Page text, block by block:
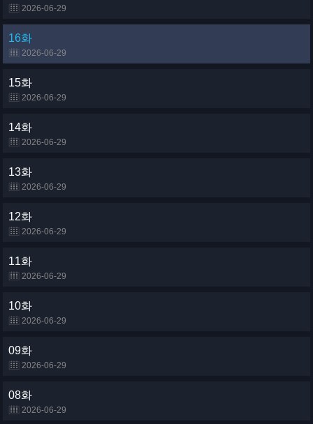
2026-06-29
16화
2026-06-29
15화
2026-06-29
14화
2026-06-29
13화
2026-06-29
12화
2026-06-29
11화
2026-06-29
10화
2026-06-29
09화
2026-06-29
08화
2026-06-29